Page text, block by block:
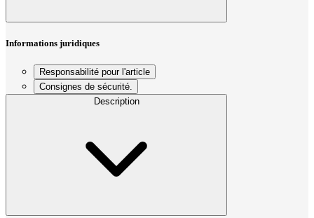
Informations juridiques
Responsabilité pour l'article
Consignes de sécurité.
Description